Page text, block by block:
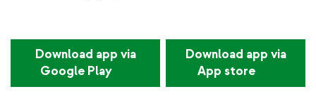
Download app via
Google Play(externe
link)
Download app via
App store(externe
link)